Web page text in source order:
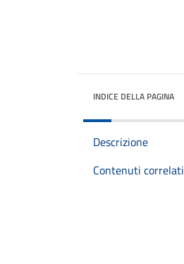
INDICE DELLA PAGINA
Descrizione
Contenuti correlati